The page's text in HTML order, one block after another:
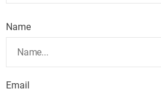
Name
Email